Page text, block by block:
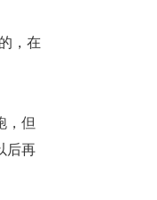
，在
，但
后再